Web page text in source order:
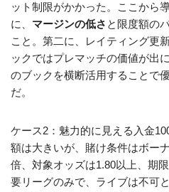
ット制限がかかった。ここから
に、 マージンの低さ と限度額の
こと。第二に、レイティング更
ックではプレマッチの価値が出
のブックを横断活用することで
だ。
ケース2：魅力的に見える入金
額は大きいが、賭け条件はボー
倍、対象オッズは1.80以上、期
要リーグのみで、ライブは不可